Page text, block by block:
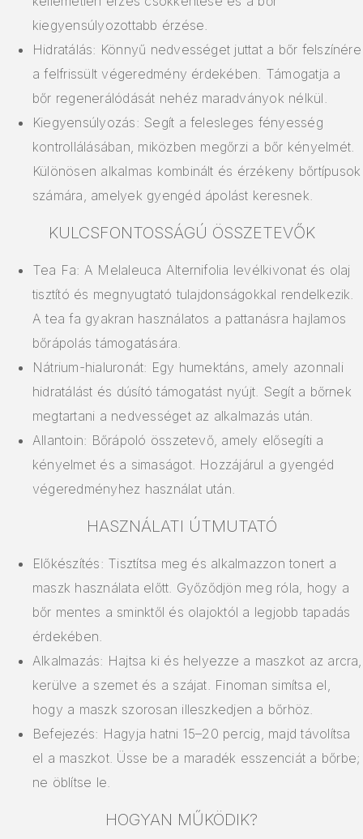
kiegyensúlyozottabb érzése.
Hidratálás: Könnyű nedvességet juttat a bőr felszínére
a felfrissült végeredmény érdekében. Támogatja a
bőr regenerálódását nehéz maradványok nélkül.
Kiegyensúlyozás: Segít a felesleges fényesség
kontrollálásában, miközben megőrzi a bőr kényelmét.
Különösen alkalmas kombinált és érzékeny bőrtípusok
számára, amelyek gyengéd ápolást keresnek.
KULCSFONTOSSÁGÚ ÖSSZETEVŐK
Tea Fa: A Melaleuca Alternifolia levélkivonat és olaj
tisztító és megnyugtató tulajdonságokkal rendelkezik.
A tea fa gyakran használatos a pattanásra hajlamos
bőrápolás támogatására.
Nátrium-hialuronát: Egy humektáns, amely azonnali
hidratálást és dúsító támogatást nyújt. Segít a bőrnek
megtartani a nedvességet az alkalmazás után.
Allantoin: Bőrápoló összetevő, amely elősegíti a
kényelmet és a simaságot. Hozzájárul a gyengéd
végeredményhez használat után.
HASZNÁLATI ÚTMUTATÓ
Előkészítés: Tisztítsa meg és alkalmazzon tonert a
maszk használata előtt. Győződjön meg róla, hogy a
bőr mentes a sminktől és olajoktól a legjobb tapadás
érdekében.
Alkalmazás: Hajtsa ki és helyezze a maszkot az arcra,
kerülve a szemet és a szájat. Finoman simítsa el,
hogy a maszk szorosan illeszkedjen a bőrhöz.
Befejezés: Hagyja hatni 15–20 percig, majd távolítsa
el a maszkot. Üsse be a maradék esszenciát a bőrbe;
ne öblítse le.
HOGYAN MŰKÖDIK?